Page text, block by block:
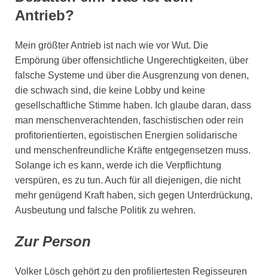
Antrieb?
Mein größter Antrieb ist nach wie vor Wut. Die
Empörung über offensichtliche Ungerechtigkeiten, über
falsche Systeme und über die Ausgrenzung von denen,
die schwach sind, die keine Lobby und keine
gesellschaftliche Stimme haben. Ich glaube daran, dass
man menschenverachtenden, faschistischen oder rein
profitorientierten, egoistischen Energien solidarische
und menschenfreundliche Kräfte entgegensetzen muss.
Solange ich es kann, werde ich die Verpflichtung
verspüren, es zu tun. Auch für all diejenigen, die nicht
mehr genügend Kraft haben, sich gegen Unterdrückung,
Ausbeutung und falsche Politik zu wehren.
Zur Person
Volker Lösch gehört zu den profiliertesten Regisseuren